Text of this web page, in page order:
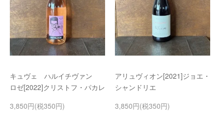
キュヴェ ハルイチヴァン
ロゼ[2022]クリストフ・パカレ
3,850円(税350円)
アリュヴィオン[2021]ジョエ・
シャンドリエ
3,850円(税350円)